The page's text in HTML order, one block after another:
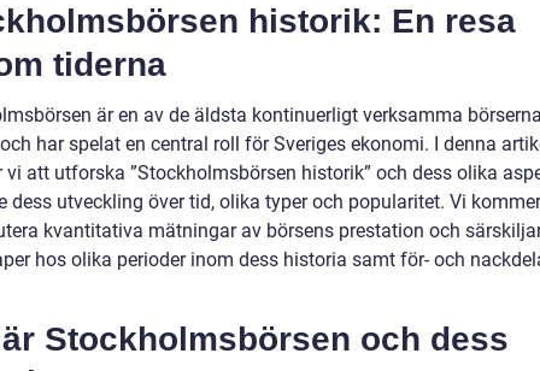
historik: En resa
tiderna
är en av de äldsta kontinuerligt verksamma
har spelat en central roll för Sveriges ekonomi. I denna
vi att utforska ”Stockholmsbörsen historik” och dess olika
dess utveckling över tid, olika typer och popularitet. Vi
kvantitativa mätningar av börsens prestation och
hos olika perioder inom dess historia samt för- och
Stockholmsbörsen och dess